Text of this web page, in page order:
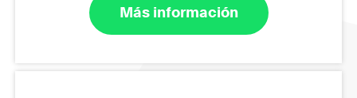
Más información